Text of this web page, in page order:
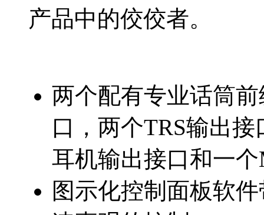
产品中的佼佼者。
两个配有专业话筒
口，两个TRS输出
耳机输出接口和一
图示化控制面板软